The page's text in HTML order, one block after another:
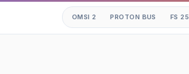
OMSI 2 PROTON BUS FS 25